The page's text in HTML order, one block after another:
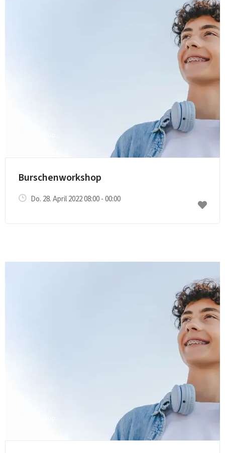
Burschenworkshop
Do. 28. April 2022 08:00 - 00:00